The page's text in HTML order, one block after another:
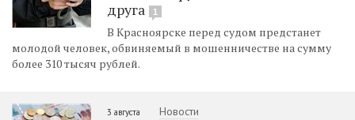
друга
1
В Красноярске перед судом предстанет
молодой человек, обвиняемый в мошенничестве на сумму
более 310 тысяч рублей.
3 августа Новости